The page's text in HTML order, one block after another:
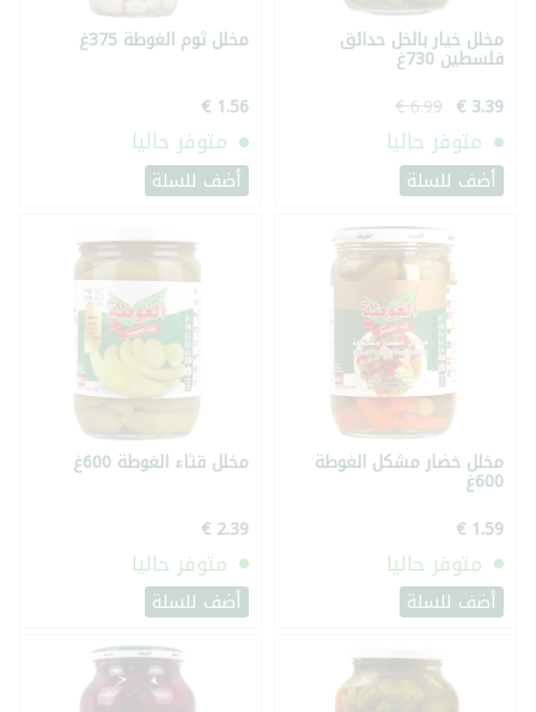
مخلل خيار بالخل حدائق
فلسطين 730غ
متوفر حاليا
أضف للسلة
مخلل ثوم الغوطة 375غ
متوفر حاليا
أضف للسلة
مخلل خضار مشكل الغوطة
600غ
متوفر حاليا
أضف للسلة
مخلل قثاء الغوطة 600غ
متوفر حاليا
أضف للسلة